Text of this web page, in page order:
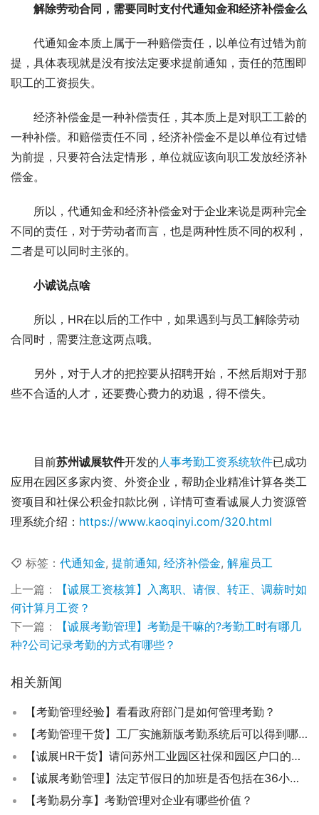
解除劳动合同，需要同时支付代通知金和经济补偿金么
代通知金本质上属于一种赔偿责任，以单位有过错为前
提，具体表现就是没有按法定要求提前通知，责任的范围即
职工的工资损失。
经济补偿金是一种补偿责任，其本质上是对职工工龄的
一种补偿。和赔偿责任不同，经济补偿金不是以单位有过错
为前提，只要符合法定情形，单位就应该向职工发放经济补
偿金。
所以，代通知金和经济补偿金对于企业来说是两种完全
不同的责任，对于劳动者而言，也是两种性质不同的权利，
二者是可以同时主张的。
小诚说点啥
所以，HR在以后的工作中，如果遇到与员工解除劳动
合同时，需要注意这两点哦。
另外，对于人才的把控要从招聘开始，不然后期对于那
些不合适的人才，还要费心费力的劝退，得不偿失。
目前苏州诚展软件开发的 人事考勤工资系统软件已成功
应用在园区多家内资、外资企业，帮助企业精准计算各类工
资项目和社保公积金扣款比例，详情可查看诚展人力资源管
理系统介绍： https://www.kaoqinyi.com/320.html
标签： 代通知金, 提前通知, 经济补偿金, 解雇员工
上一篇：
【诚展工资核算】入离职、请假、转正、调薪时如
何计算月工资？
下一篇：
【诚展考勤管理】考勤是干嘛的?考勤工时有哪几
种?公司记录考勤的方式有哪些？
相关新闻
【考勤管理经验】看看政府部门是如何管理考勤？
【考勤管理干货】工厂实施新版考勤系统后可以得到哪些改善？
【诚展HR干货】请问苏州工业园区社保和园区户口的员工参加哪些技能培训是可以报销的？
【诚展考勤管理】法定节假日的加班是否包括在36小时加班限制内？
【考勤易分享】考勤管理对企业有哪些价值？